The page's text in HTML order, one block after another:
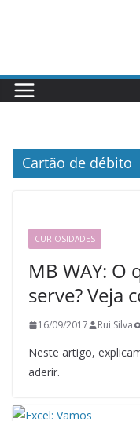
Cartão de débito
CURIOSIDADES
MB WAY: O
serve? Veja
16/09/2017 Rui Silva
Neste artigo,
aderir.